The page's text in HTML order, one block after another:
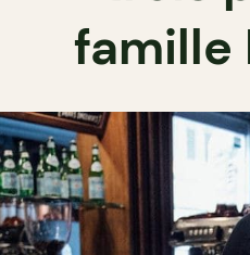
famille